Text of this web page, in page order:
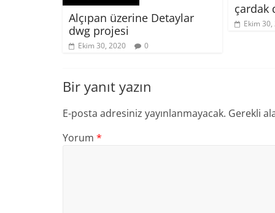
Alçıpan üzerine Detaylar
dwg projesi
Ekim 30, 2020 0
çardak
Ekim
Bir yanıt yazın
E-posta adresiniz yayınlanmayacak. Gerekli
Yorum *